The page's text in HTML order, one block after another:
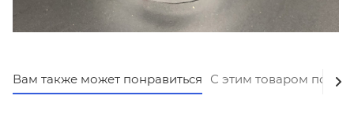
Вам также может понравиться С этим товаром